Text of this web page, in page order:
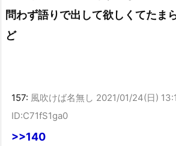
問わず語りで出して欲しくてたま
ど
157: 風吹けば名無し 2021/01/24(日)
ID:C71fS1ga0
>>140